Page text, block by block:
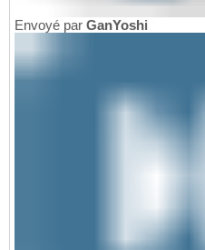
Envoyé par GanYoshi